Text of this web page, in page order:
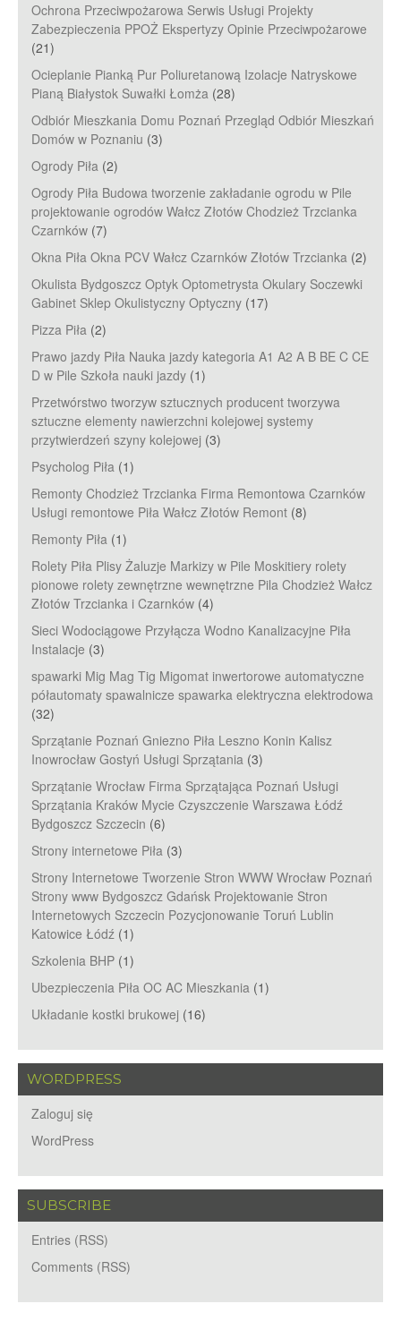
Ochrona Przeciwpożarowa Serwis Usługi Projekty
Zabezpieczenia PPOŻ Ekspertyzy Opinie Przeciwpożarowe
(21)
Ocieplanie Pianką Pur Poliuretanową Izolacje Natryskowe
Pianą Białystok Suwałki Łomża (28)
Odbiór Mieszkania Domu Poznań Przegląd Odbiór Mieszkań
Domów w Poznaniu (3)
Ogrody Piła (2)
Ogrody Piła Budowa tworzenie zakładanie ogrodu w Pile
projektowanie ogrodów Wałcz Złotów Chodzież Trzcianka
Czarnków (7)
Okna Piła Okna PCV Wałcz Czarnków Złotów Trzcianka (2)
Okulista Bydgoszcz Optyk Optometrysta Okulary Soczewki
Gabinet Sklep Okulistyczny Optyczny (17)
Pizza Piła (2)
Prawo jazdy Piła Nauka jazdy kategoria A1 A2 A B BE C CE
D‎ w Pile Szkoła nauki jazdy (1)
Przetwórstwo tworzyw sztucznych producent tworzywa
sztuczne elementy nawierzchni kolejowej systemy
przytwierdzeń szyny kolejowej (3)
Psycholog Piła (1)
Remonty Chodzież Trzcianka Firma Remontowa Czarnków
Usługi remontowe Piła Wałcz Złotów Remont (8)
Remonty Piła (1)
Rolety Piła Plisy Żaluzje Markizy w Pile Moskitiery rolety
pionowe rolety zewnętrzne wewnętrzne Pila Chodzież Wałcz
Złotów Trzcianka i Czarnków (4)
Sieci Wodociągowe Przyłącza Wodno Kanalizacyjne Piła
Instalacje (3)
spawarki Mig Mag Tig Migomat inwertorowe automatyczne
półautomaty spawalnicze spawarka elektryczna elektrodowa
(32)
Sprzątanie Poznań Gniezno Piła Leszno Konin Kalisz
Inowrocław Gostyń Usługi Sprzątania (3)
Sprzątanie Wrocław Firma Sprzątająca Poznań Usługi
Sprzątania Kraków Mycie Czyszczenie Warszawa Łódź
Bydgoszcz Szczecin (6)
Strony internetowe Piła (3)
Strony Internetowe Tworzenie Stron WWW Wrocław Poznań
Strony www Bydgoszcz Gdańsk Projektowanie Stron
Internetowych Szczecin Pozycjonowanie Toruń Lublin
Katowice Łódź (1)
Szkolenia BHP (1)
Ubezpieczenia Piła OC AC Mieszkania (1)
Układanie kostki brukowej (16)
WORDPRESS
Zaloguj się
WordPress
SUBSCRIBE
Entries (RSS)
Comments (RSS)